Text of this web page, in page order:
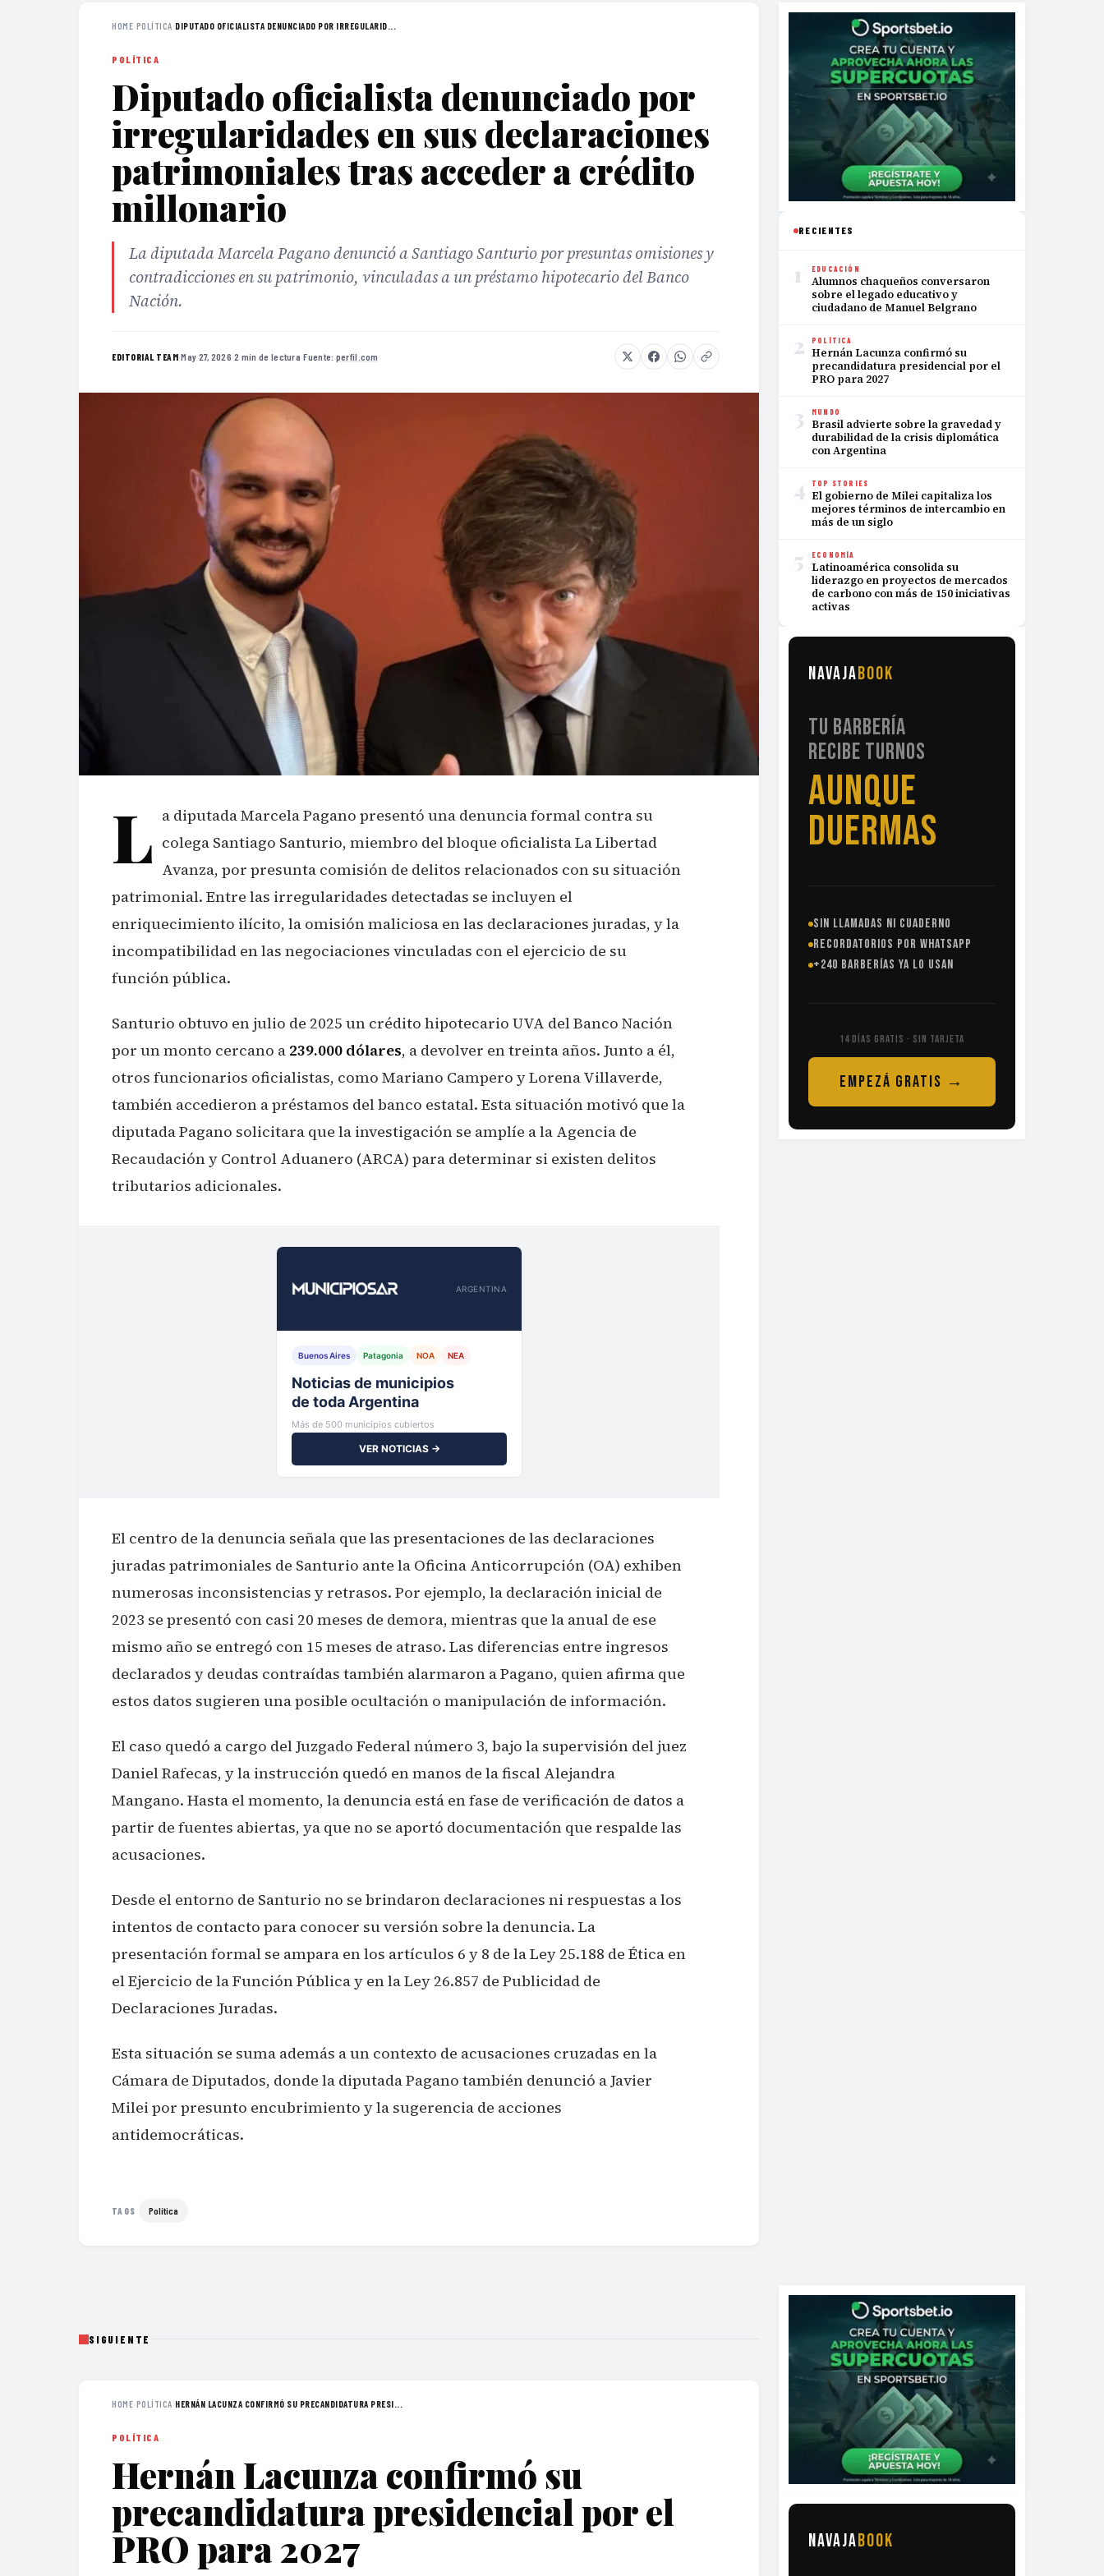
HOME›POLÍTICA›DIPUTADO OFICIALISTA DENUNCIADO POR IRREGULARID...
POLÍTICA
Diputado oficialista denunciado por
irregularidades en sus declaraciones
patrimoniales tras acceder a crédito
millonario
La diputada Marcela Pagano denunció a Santiago Santurio por presuntas omisiones y
contradicciones en su patrimonio, vinculadas a un préstamo hipotecario del Banco
Nación.
EDITORIAL TEAM·May 27, 2026·2 min de lectura·Fuente: perfil.com
L a diputada Marcela Pagano presentó una denuncia formal contra su
colega Santiago Santurio, miembro del bloque oficialista La Libertad
Avanza, por presunta comisión de delitos relacionados con su situación
patrimonial. Entre las irregularidades detectadas se incluyen el
enriquecimiento ilícito, la omisión maliciosa en las declaraciones juradas, y la
incompatibilidad en las negociaciones vinculadas con el ejercicio de su
función pública.
Santurio obtuvo en julio de 2025 un crédito hipotecario UVA del Banco Nación
por un monto cercano a 239.000 dólares, a devolver en treinta años. Junto a él,
otros funcionarios oficialistas, como Mariano Campero y Lorena Villaverde,
también accedieron a préstamos del banco estatal. Esta situación motivó que la
diputada Pagano solicitara que la investigación se amplíe a la Agencia de
Recaudación y Control Aduanero (ARCA) para determinar si existen delitos
tributarios adicionales.
ARGENTINA
Buenos Aires Patagonia NOA NEA
Tu municipio,
al instante
Más de 500 municipios cubiertos
VER NOTICIAS →
El centro de la denuncia señala que las presentaciones de las declaraciones
juradas patrimoniales de Santurio ante la Oficina Anticorrupción (OA) exhiben
numerosas inconsistencias y retrasos. Por ejemplo, la declaración inicial de
2023 se presentó con casi 20 meses de demora, mientras que la anual de ese
mismo año se entregó con 15 meses de atraso. Las diferencias entre ingresos
declarados y deudas contraídas también alarmaron a Pagano, quien afirma que
estos datos sugieren una posible ocultación o manipulación de información.
El caso quedó a cargo del Juzgado Federal número 3, bajo la supervisión del juez
Daniel Rafecas, y la instrucción quedó en manos de la fiscal Alejandra
Mangano. Hasta el momento, la denuncia está en fase de verificación de datos a
partir de fuentes abiertas, ya que no se aportó documentación que respalde las
acusaciones.
Desde el entorno de Santurio no se brindaron declaraciones ni respuestas a los
intentos de contacto para conocer su versión sobre la denuncia. La
presentación formal se ampara en los artículos 6 y 8 de la Ley 25.188 de Ética en
el Ejercicio de la Función Pública y en la Ley 26.857 de Publicidad de
Declaraciones Juradas.
Esta situación se suma además a un contexto de acusaciones cruzadas en la
Cámara de Diputados, donde la diputada Pagano también denunció a Javier
Milei por presunto encubrimiento y la sugerencia de acciones
antidemocráticas.
TAGS Política
RECIENTES
1 EDUCACIÓN
Alumnos chaqueños conversaron
sobre el legado educativo y
ciudadano de Manuel Belgrano
2 POLÍTICA
Hernán Lacunza confirmó su
precandidatura presidencial por el
PRO para 2027
3 MUNDO
Brasil advierte sobre la gravedad y
durabilidad de la crisis diplomática
con Argentina
4 TOP STORIES
El gobierno de Milei capitaliza los
mejores términos de intercambio en
más de un siglo
5 ECONOMÍA
Latinoamérica consolida su
liderazgo en proyectos de mercados
de carbono con más de 150 iniciativas
activas
NAVAJABOOK
TU BARBERÍA
RECIBE TURNOS
SIN
LLAMADAS
SIN LLAMADAS NI CUADERNO
RECORDATORIOS POR WHATSAPP
+240 BARBERÍAS YA LO USAN
14 DÍAS GRATIS · SIN TARJETA
EMPEZÁ GRATIS →
SIGUIENTE
HOME›POLÍTICA›HERNÁN LACUNZA CONFIRMÓ SU PRECANDIDATURA PRESI...
POLÍTICA
Hernán Lacunza confirmó su
precandidatura presidencial por el
PRO para 2027
NAVAJABOOK